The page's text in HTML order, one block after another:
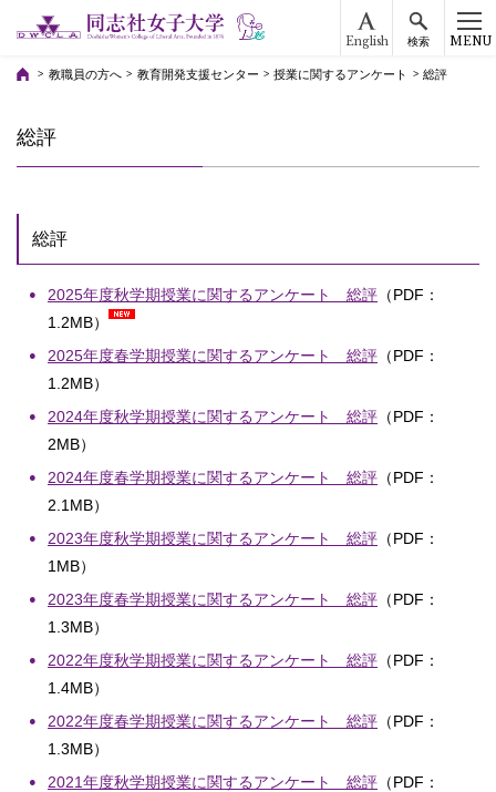
English 検索 MENU
教職員の方へ 教育開発支援センター 授業に関するアンケート 総評
総評
総評
2025年度秋学期授業に関するアンケート 総評 （PDF：
1.2MB）
2025年度春学期授業に関するアンケート 総評 （PDF：
1.2MB）
2024年度秋学期授業に関するアンケート 総評 （PDF：
2MB）
2024年度春学期授業に関するアンケート 総評 （PDF：
2.1MB）
2023年度秋学期授業に関するアンケート 総評 （PDF：
1MB）
2023年度春学期授業に関するアンケート 総評 （PDF：
1.3MB）
2022年度秋学期授業に関するアンケート 総評 （PDF：
1.4MB）
2022年度春学期授業に関するアンケート 総評 （PDF：
1.3MB）
2021年度秋学期授業に関するアンケート 総評 （PDF：